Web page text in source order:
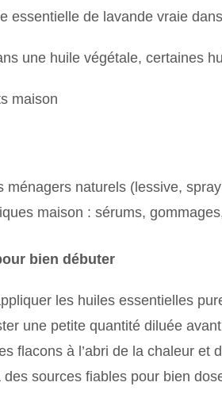
essentielle de lavande vraie
une huile végétale, certaines
maison
ménagers naturels (lessive,
maison : sérums,
bien débuter
les huiles essentielles
une petite quantité diluée
flacons à l’abri de la chaleur et
des sources fiables pour bien